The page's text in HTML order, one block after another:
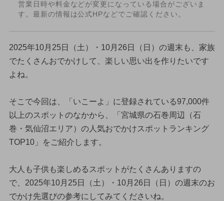
営業日時や料金などが変更になっている場合がございま
す。最新の情報は公式HPなどでご確認ください。
2025年10月25日（土）・10月26日（日）の週末も、家族
でたくさんおでかけして、楽しい思い出を作りたいです
よね。
そこで今回は、「いこーよ」に登録されている97,000件
以上のスポットのなかから、「宮城県の石巻周辺（石
巻・気仙沼エリア）の人気おでかけスポットランキング
TOP10」をご紹介します。
大人も子供も楽しめるスポットがたくさんありますの
で、2025年10月25日（土）・10月26日（日）の週末のお
でかけ先選びの参考にしてみてくださいね。